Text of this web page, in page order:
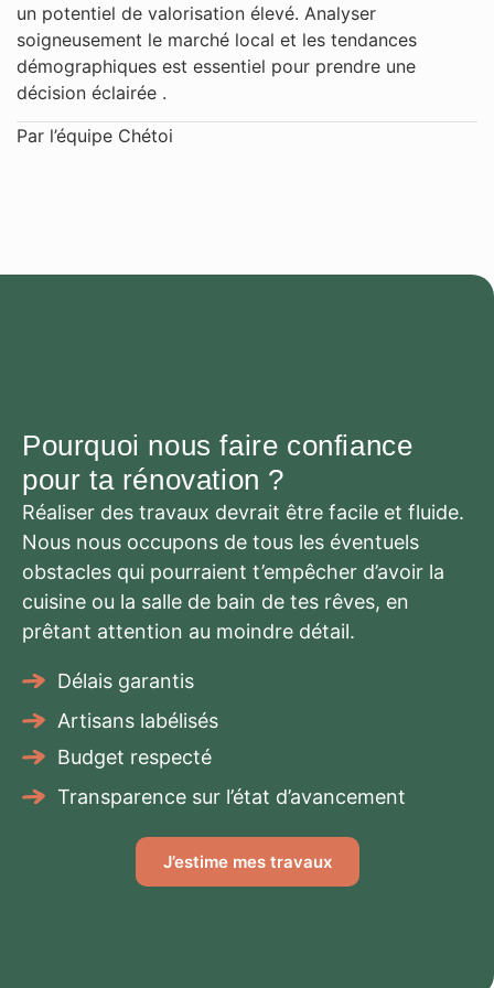
un potentiel de valorisation élevé. Analyser
soigneusement le marché local et les tendances
démographiques est essentiel pour prendre une
décision éclairée .
Par l’équipe Chétoi
Pourquoi nous faire confiance
pour ta rénovation ?
Réaliser des travaux devrait être facile et fluide.
Nous nous occupons de tous les éventuels
obstacles qui pourraient t’empêcher d’avoir la
cuisine ou la salle de bain de tes rêves, en
prêtant attention au moindre détail.
Délais garantis
Artisans labélisés
Budget respecté
Transparence sur l’état d’avancement
J’estime mes travaux